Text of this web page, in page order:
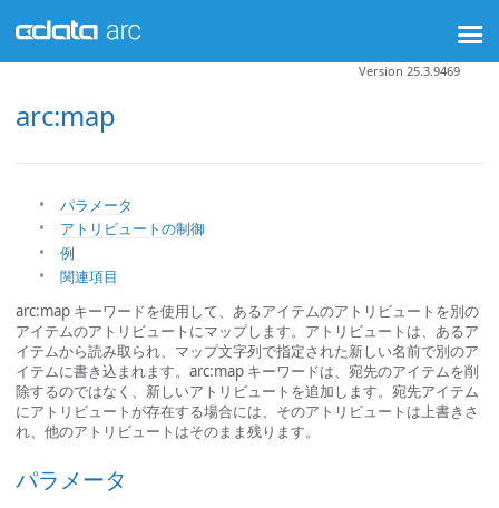
arc:map
Version 25.3.9469
パラメータ
アトリビュートの制御
例
関連項目
arc:map キーワードを使用して、あるアイテムのアトリビュートを別の
アイテムのアトリビュートにマップします。アトリビュートは、あるア
イテムから読み取られ、マップ文字列で指定された新しい名前で別のア
イテムに書き込まれます。arc:map キーワードは、宛先のアイテムを削
除するのではなく、新しいアトリビュートを追加します。宛先アイテム
にアトリビュートが存在する場合には、そのアトリビュートは上書きさ
れ、他のアトリビュートはそのまま残ります。
パラメータ